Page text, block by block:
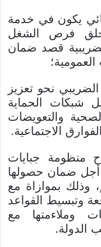
يكون في خدمة
وخلق فرص الشغل
قصد ضمان
نحو تعزيز
شبكات الحماية
والتعويضات
الاجتماعية.
منظومة جبايات
أجل ضمان حصولها
وذلك بموازاة مع
وتبسيط القواعد
وملاءمتها مع
الدولة.